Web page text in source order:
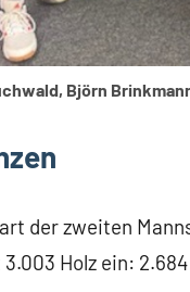
Björn
der zweiten
Holz ein: